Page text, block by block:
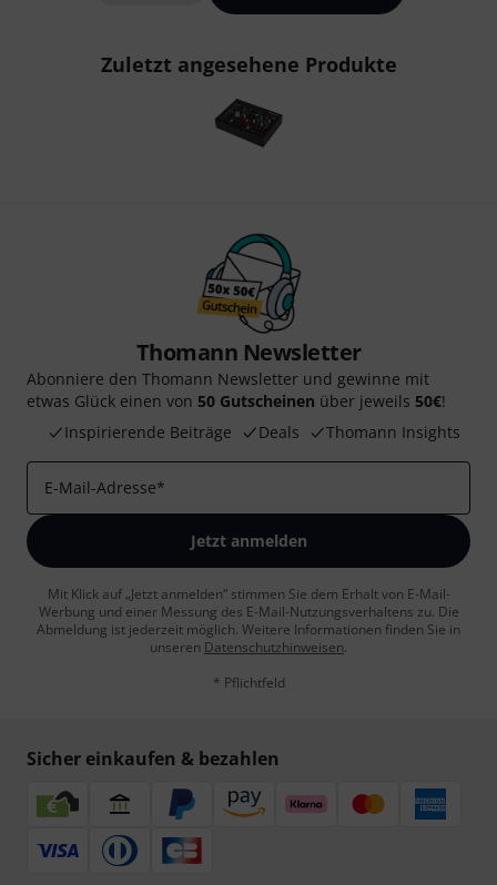
Zuletzt angesehene Produkte
Thomann Newsletter
Abonniere den Thomann Newsletter und gewinne mit
etwas Glück einen von 50 Gutscheinen über jeweils 50€!
Inspirierende Beiträge
Deals Thomann Insights
E-Mail-Adresse*
Jetzt anmelden
Mit Klick auf „Jetzt anmelden“ stimmen Sie dem Erhalt von E-Mail-
Werbung und einer Messung des E-Mail-Nutzungsverhaltens zu. Die
Abmeldung ist jederzeit möglich. Weitere Informationen finden Sie in
unseren Datenschutzhinweisen.
* Pflichtfeld
Sicher einkaufen & bezahlen